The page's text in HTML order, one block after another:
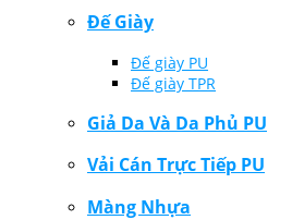
Đế Giày
Đế giày PU
Đế giày TPR
Giả Da Và Da Phủ PU
Vải Cán Trực Tiếp PU
Màng Nhựa